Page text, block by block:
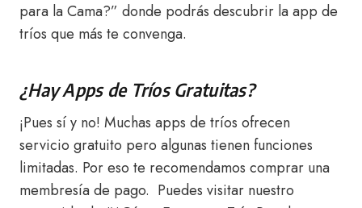
para la Cama?” donde podrás descubrir la app de
tríos que más te convenga.
¿Hay Apps de Tríos Gratuitas?
¡Pues sí y no! Muchas apps de tríos ofrecen
servicio gratuito pero algunas tienen funciones
limitadas. Por eso te recomendamos comprar una
membresía de pago. Puedes visitar nuestro